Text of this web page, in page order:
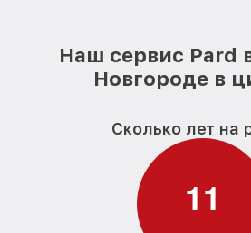
Наш сервис Pard
Новгороде в
Сколько лет на
11